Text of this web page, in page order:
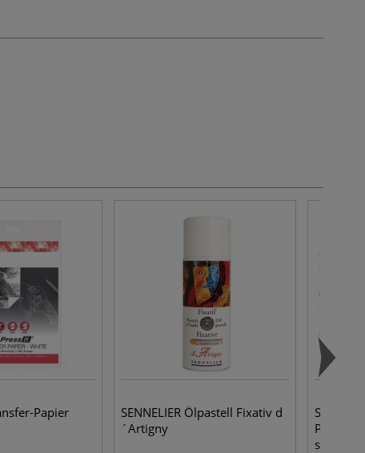
Papier
SENNELIER Ölpastell Fixativ d
´Artigny